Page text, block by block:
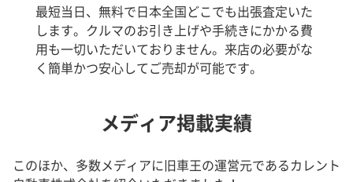
最短当日、無料で日本全国どこでも出張査定いた
します。クルマのお引き上げや手続きにかかる費
用も一切いただいておりません。来店の必要がな
く簡単かつ安心してご売却が可能です。
メディア掲載実績
このほか、多数メディアに旧車王の運営元であるカレント